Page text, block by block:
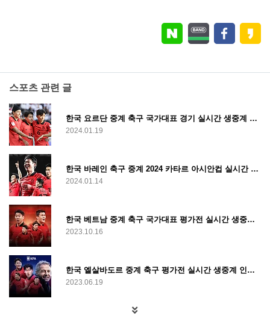
스포츠 관련 글
한국 요르단 중계 축구 국가대표 경기 실시간 생중계 라이브 무료 시청
2024.01.19
한국 바레인 축구 중계 2024 카타르 아시안컵 실시간 라이브 생중계 무료 시청
2024.01.14
한국 베트남 중계 축구 국가대표 평가전 실시간 생중계 시청
2023.10.16
한국 엘살바도르 중계 축구 평가전 실시간 생중계 인터넷 무료 시청
2023.06.19